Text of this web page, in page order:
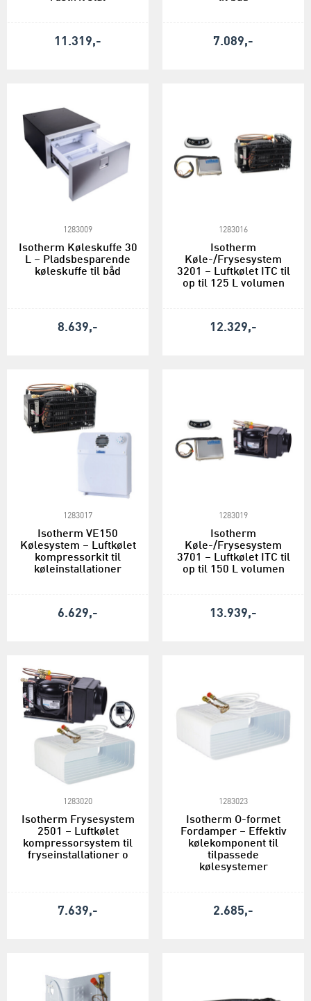
11.319,- 7.089,-
1283009
Isotherm Køleskuffe 30
L – Pladsbesparende
køleskuffe til båd
8.639,-
1283016
Isotherm
Køle-/Frysesystem
3201 – Luftkølet ITC til
op til 125 L volumen
12.329,-
1283017
Isotherm VE150
Kølesystem – Luftkølet
kompressorkit til
køleinstallationer
6.629,-
1283019
Isotherm
Køle-/Frysesystem
3701 – Luftkølet ITC til
op til 150 L volumen
13.939,-
1283020
Isotherm Frysesystem
2501 – Luftkølet
kompressorsystem til
fryseinstallationer o
7.639,-
1283023
Isotherm O-formet
Fordamper – Effektiv
kølekomponent til
tilpassede
kølesystemer
2.685,-